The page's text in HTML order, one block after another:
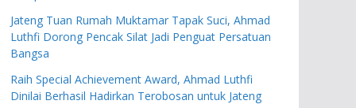
Jateng Tuan Rumah Muktamar Tapak Suci, Ahmad
Luthfi Dorong Pencak Silat Jadi Penguat Persatuan
Bangsa
Raih Special Achievement Award, Ahmad Luthfi
Dinilai Berhasil Hadirkan Terobosan untuk Jateng